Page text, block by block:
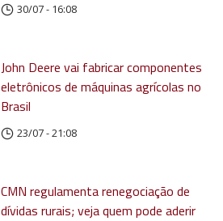
30/07 - 16:08
John Deere vai fabricar componentes
eletrônicos de máquinas agrícolas no
Brasil
23/07 - 21:08
CMN regulamenta renegociação de
dívidas rurais; veja quem pode aderir